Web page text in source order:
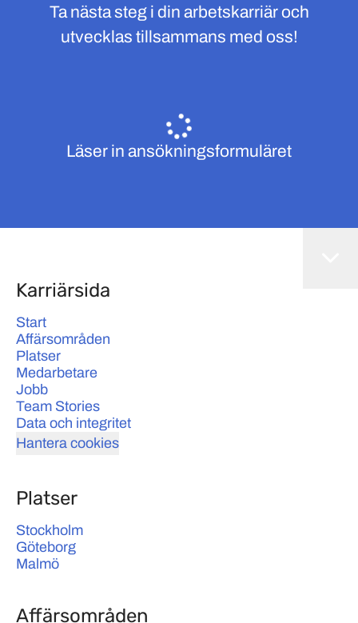
Ta nästa steg i din arbetskarriär och
utvecklas tillsammans med oss!
Läser in ansökningsformuläret
Karriärsida
Start
Affärsområden
Platser
Medarbetare
Jobb
Team Stories
Data och integritet
Hantera cookies
Platser
Stockholm
Göteborg
Malmö
Affärsområden